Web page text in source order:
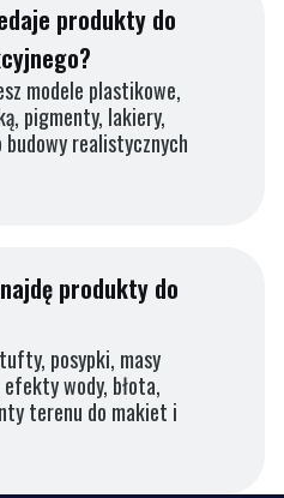
produkty do
modele plastikowe,
pigmenty, lakiery,
realistycznych
produkty do
posypki, masy
wody, błota,
terenu do makiet i